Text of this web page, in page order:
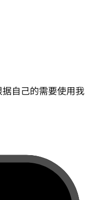
自己的需要使用我